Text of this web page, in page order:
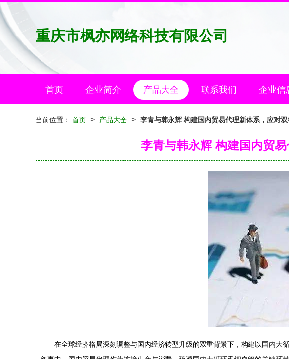
重庆市枫亦网络科技有限公司
首页 企业简介 产品大全 联系我们 企业信
当前位置： 首页 > 产品大全 > 李青与韩永辉 构建国内贸易代理新体系，应对
李青与韩永辉 构建国内贸
在全球经济格局深刻调整与国内经济转型升级的双重背景下，构建以国内